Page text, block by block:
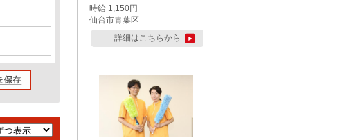
時給 1,150円
仙台市青葉区
詳細はこちらから